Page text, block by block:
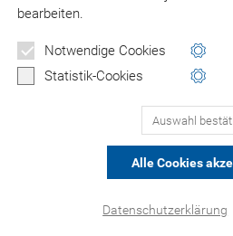
bearbeiten.
Notwendige Cookies
Statistik-Cookies
Auswahl
Alle Cookies
Datenschutzerklärung